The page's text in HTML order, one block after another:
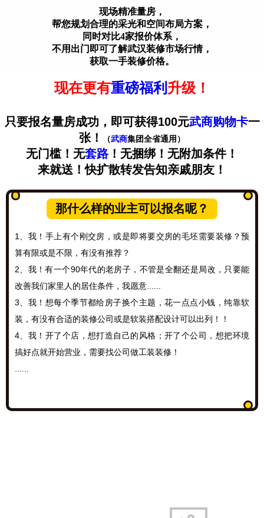
现场精准量房，
帮您规划合理的采光和空间布局方案，
同时对比4家报价体系，
不用出门即可了解武汉装修市场行情，
获取一手装修价格。
现在更有重磅福利 升级！
只要报名量房成功，即可获得100元武商购物卡一
张！
（武商集团全省通用）
无门槛！无套路！无捆绑！无附加条件！
来就送！快扩散转发告知亲戚朋友！
那什么样的业主可以报名呢？
1、我！手上有个刚交房，或是即将要交房的毛坯需要装修？预
算有限或是不限，有没有推荐？
2、我！有一个90年代的老房子，不管是全翻还是局改，只要能
改善我们家里人的居住条件，我愿意......
3、我！想每个季节都给房子换个主题，花一点点小钱，纯靠软
装，有没有合适的装修公司或是软装搭配设计可以出列！！
4、我！开了个店，想打造自己的风格；开了个公司，想把环境
搞好点就开始营业，需要找公司做工装装修！